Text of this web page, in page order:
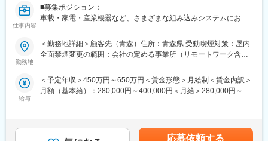
・長期案件が多く、安定した参画が可能
◇経験が活きる工程が中心
◇幅広い組み込み案件への参画機会
・車載・家電・産業機器・IoTなど多領域を担当
変更の範囲：会社の定める業務
仕事内容
■募集ポジション：
車載・家電・産業機器など、さまざまな組み込みシステムにおけ
ってきた経験を活かしながら、安定した環境で長期的に活躍いた
だけます。
◇仕様理解・調査
・機能・ロジックの整理
・UML／PlantUML を用いたモデル作成
勤務地
＜勤務地詳細＞顧客先（青森）住所：青森県 受動喫煙対策：屋内
全面禁煙変更の範囲：会社の定める事業所（リモートワーク含
給与
＜予定年収＞450万円～650万円＜賃金形態＞月給制＜賃金内訳＞
月額（基本給）：280,000円～400,000円＜月給＞280,000円～
性があります。月給(月額)は固定手当を含めた表記です。
応募依頼する